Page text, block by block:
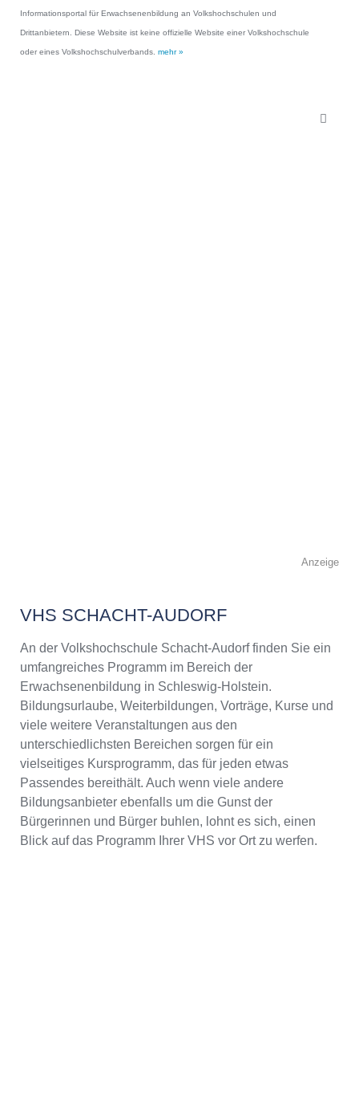
Informationsportal für Erwachsenenbildung an Volkshochschulen und
Drittanbietern. Diese Website ist keine offizielle Website einer Volkshochschule
oder eines Volkshochschulverbands. mehr »
Anzeige
VHS SCHACHT-AUDORF
An der Volkshochschule Schacht-Audorf finden Sie ein
umfangreiches Programm im Bereich der
Erwachsenenbildung in Schleswig-Holstein.
Bildungsurlaube, Weiterbildungen, Vorträge, Kurse und
viele weitere Veranstaltungen aus den
unterschiedlichsten Bereichen sorgen für ein
vielseitiges Kursprogramm, das für jeden etwas
Passendes bereithält. Auch wenn viele andere
Bildungsanbieter ebenfalls um die Gunst der
Bürgerinnen und Bürger buhlen, lohnt es sich, einen
Blick auf das Programm Ihrer VHS vor Ort zu werfen.